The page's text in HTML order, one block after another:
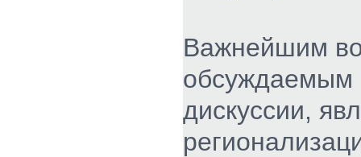
Важнейшим
обсуждаемым
дискуссии,